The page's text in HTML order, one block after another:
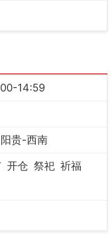
14:59
贵-西南
开仓 祭祀 祈福